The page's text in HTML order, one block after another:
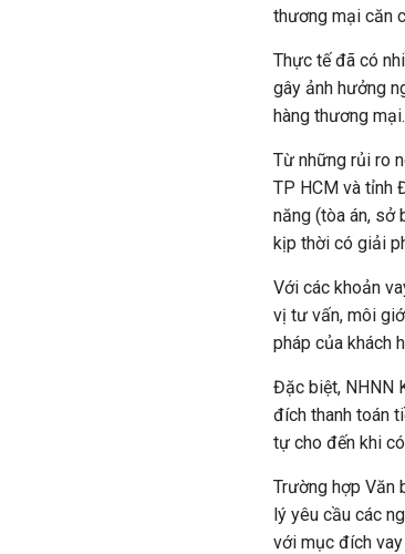
thương mại căn
Thực tế đã có
gây ảnh hưởng
hàng thương mại.
Từ những rủi ro
TP HCM và tỉnh
năng (tòa án, sở
kịp thời có giải
Với các khoản
vị tư vấn, môi
pháp của khách
Đặc biệt, NHNN
đích thanh toán
tự cho đến khi
Trường hợp Văn
lý yêu cầu các
với mục đích